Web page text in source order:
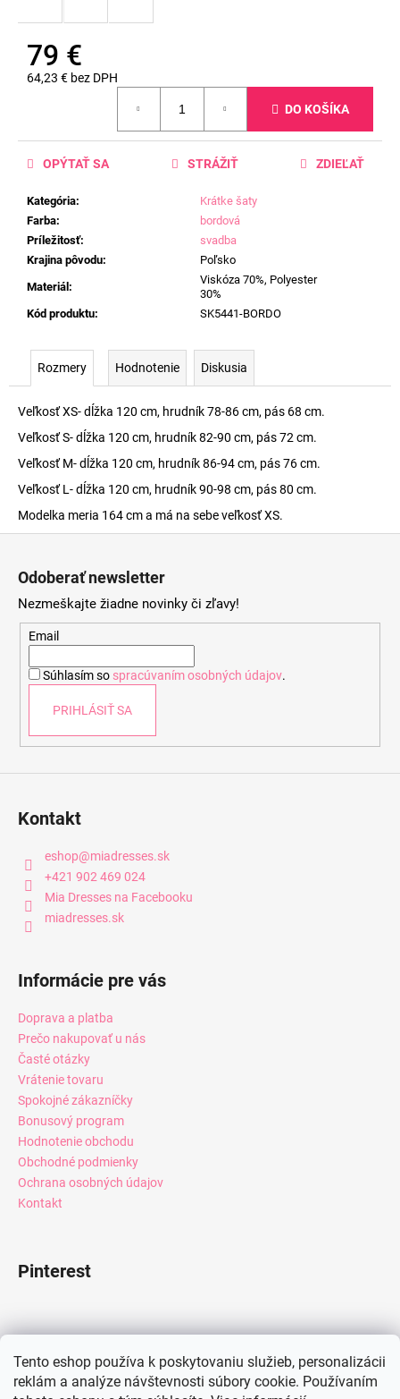
Tento eshop používa k poskytovaniu služieb, personalizácii
reklám a analýze návštevnosti súbory cookie. Používaním
79 €
64,23 € bez DPH
DO KOŠÍKA
Kategória:
Krátke šaty
Farba:
bordová
Príležitosť:
svadba
Krajina pôvodu:
Poľsko
Materiál :
Viskóza 70%, Polyester
30%
Kód produktu: SK5441-BORDO
OPÝTAŤ SA STRÁŽIŤ ZDIEĽAŤ
Rozmery Hodnotenie Diskusia
Veľkosť XS- dĺžka 120 cm, hrudník 78-86 cm, pás 68 cm.
Veľkosť S- dĺžka 120 cm, hrudník 82-90 cm, pás 72 cm.
Veľkosť M- dĺžka 120 cm, hrudník 86-94 cm, pás 76 cm.
Veľkosť L- dĺžka 120 cm, hrudník 90-98 cm, pás 80 cm.
Modelka meria 164 cm a má na sebe veľkosť XS.
Odoberať newsletter
Nezmeškajte žiadne novinky či zľavy!
Email
Súhlasím so spracúvaním osobných údajov.
PRIHLÁSIŤ SA
Kontakt
eshop@miadresses.sk
+421 902 469 024
Mia Dresses na Facebooku
miadresses.sk
Informácie pre vás
Doprava a platba
Prečo nakupovať u nás
Časté otázky
Vrátenie tovaru
Spokojné zákazníčky
Bonusový program
Hodnotenie obchodu
Obchodné podmienky
Ochrana osobných údajov
Kontakt
Pinterest